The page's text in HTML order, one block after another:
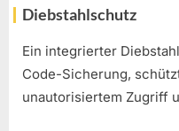
Diebstahlschutz
Ein integrierter
Code-Sicherung,
unautorisiertem Zugriff